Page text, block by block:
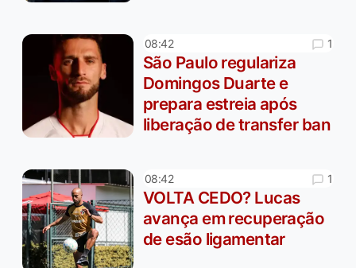
08:42 1
São Paulo regulariza
Domingos Duarte e
prepara estreia após
liberação de transfer ban
08:42 1
VOLTA CEDO? Lucas
avança em recuperação
de esão ligamentar